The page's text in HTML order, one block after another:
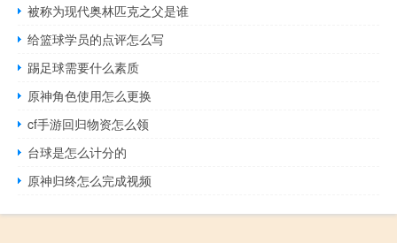
被称为现代奥林匹克之父是谁
给篮球学员的点评怎么写
踢足球需要什么素质
原神角色使用怎么更换
cf手游回归物资怎么领
台球是怎么计分的
原神归终怎么完成视频